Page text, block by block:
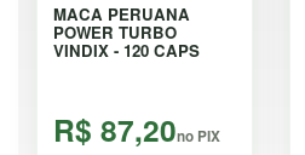
MACA PERUANA
POWER TURBO
VINDIX - 120 CAPS
R$ 87,20no PIX